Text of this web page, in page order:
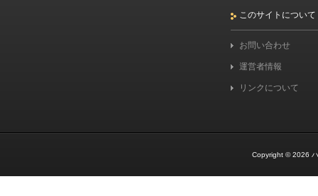
このサイトについて
お問い合わせ
運営者情報
リンクについて
Copyright © 2026